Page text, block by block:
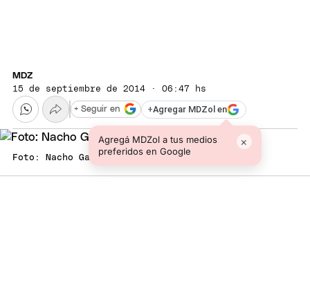
MDZ
15 de septiembre de 2014 · 06:47 hs
+Agregar MDZol en
Agregá MDZol a tus medios
preferidos en Google
×
+ Seguir en
Foto: Nacho Gaffuri / MDZ